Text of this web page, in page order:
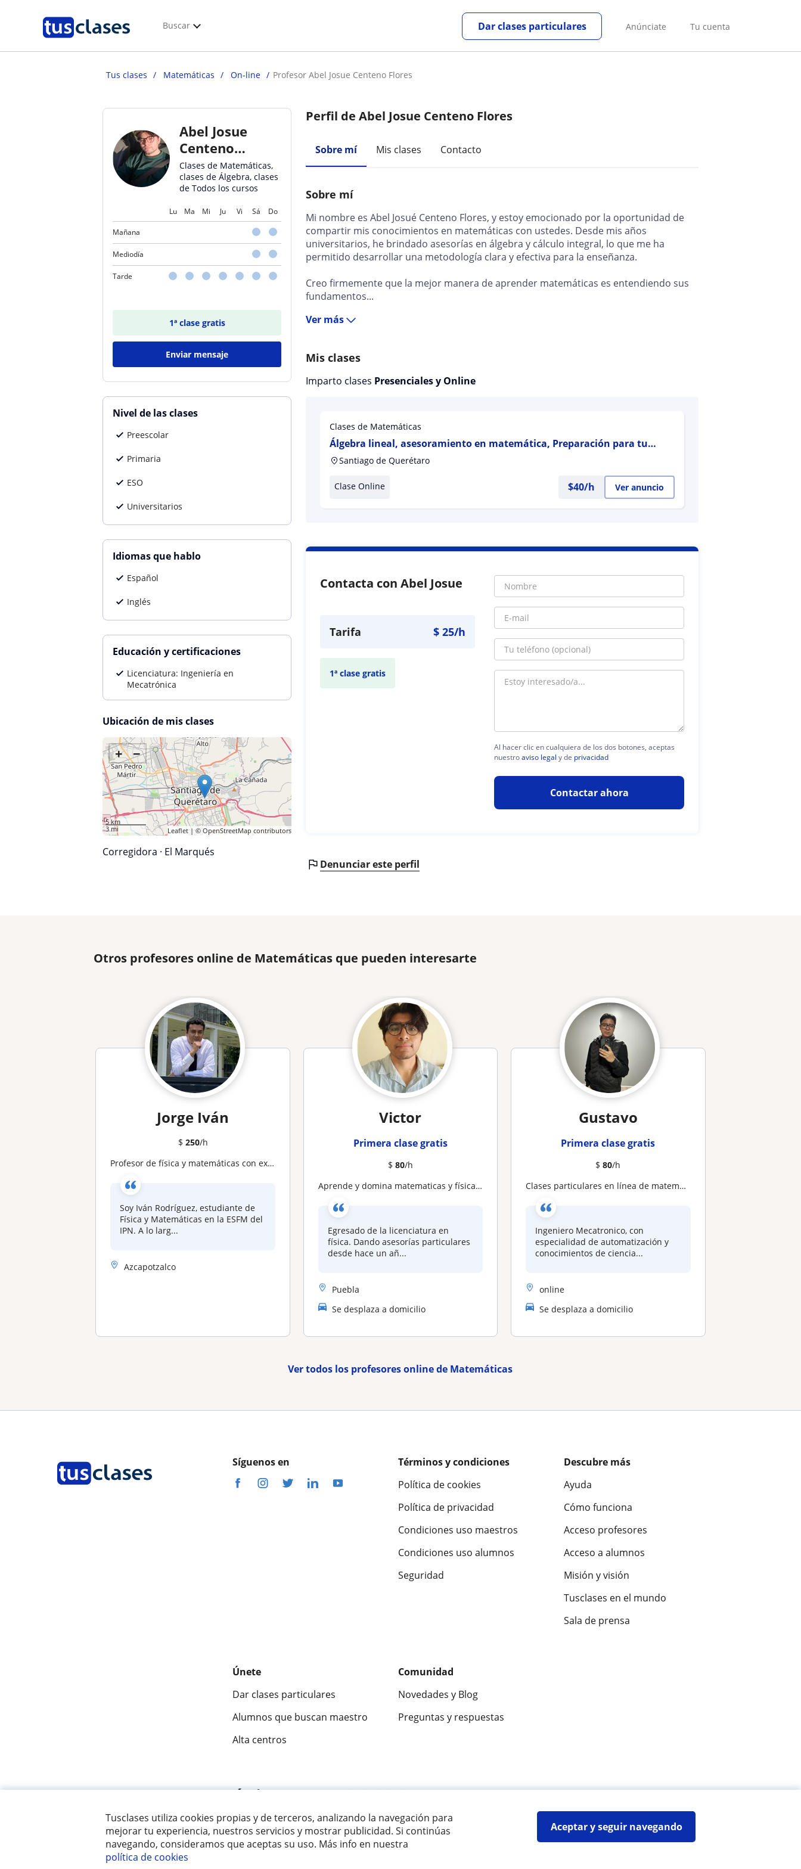
Tusclases utiliza cookies propias y de terceros, analizando la navegación para
mejorar tu experiencia, nuestros servicios y mostrar publicidad. Si continúas
navegando, consideramos que aceptas su uso. Más info en nuestra
política de cookies
Aceptar y seguir navegando
Buscar Anúnciate Tu cuenta
Dar clases particulares
Tus clases Matemáticas On-line Profesor Abel Josue Centeno Flores
Abel Josue
Centeno
Flores
Clases de Matemáticas,
clases de Álgebra, clases
de Todos los cursos
Lu Ma Mi Ju Vi Sá Do
Mañana
Mediodía
Tarde
1ª clase gratis
Enviar mensaje
Nivel de las clases
Preescolar
Primaria
ESO
Universitarios
Idiomas que hablo
Español
Inglés
Educación y certificaciones
Licenciatura: Ingeniería en
Mecatrónica
Ubicación de mis clases
+ −
5 km
3 mi
Leaflet| ©OpenStreetMap contributors
Corregidora · El Marqués
Perfil de Abel Josue Centeno Flores
Sobre mí Mis clases Contacto
Sobre mí
Mi nombre es Abel Josué Centeno Flores, y estoy emocionado por la oportunidad de
compartir mis conocimientos en matemáticas con ustedes. Desde mis años
universitarios, he brindado asesorías en álgebra y cálculo integral, lo que me ha
permitido desarrollar una metodología clara y efectiva para la enseñanza.
Creo firmemente que la mejor manera de aprender matemáticas es entendiendo sus
fundamentos...
Ver más
Mis clases
Imparto clases Presenciales y Online
Clases de Matemáticas
Álgebra lineal, asesoramiento en matemática, Preparación para tu
examen de ingreso
Santiago de Querétaro
Clase Online $40/h Ver anuncio
Contacta con Abel Josue
Tarifa $25/h
1ª clase gratis
Al hacer clic en cualquiera de los dos botones, aceptas
nuestroaviso legal y de privacidad
Contactar ahora
Denunciar este perfil
Otros profesores online de Matemáticas que pueden interesarte
Jorge Iván
$ 250/h
Profesor de física y matemáticas con experiencia en investigación y clases particulares
Soy Iván Rodríguez, estudiante de
Física y Matemáticas en la ESFM del
IPN. A lo larg...
Azcapotzalco
Victor
Primera clase gratis
$ 80/h
Aprende y domina matematicas y física! Asesorías personalizadas de a cuerdo a tus necesidades académicas!
Egresado de la licenciatura en
física. Dando asesorías particulares
desde hace un añ...
Puebla
Se desplaza a domicilio
Gustavo
Primera clase gratis
$80/h
Clases particulares en línea de matemáticas básicas
Ingeniero Mecatronico, con
especialidad de automatización y
conocimientos de ciencia...
online
Se desplaza a domicilio
Ver todos los profesores online de Matemáticas
Síguenos en
Términos y condiciones
Política de cookies
Política de privacidad
Condiciones uso maestros
Condiciones uso alumnos
Seguridad
Descubre más
Ayuda
Cómo funciona
Acceso profesores
Acceso a alumnos
Misión y visión
Tusclases en el mundo
Sala de prensa
Únete
Dar clases particulares
Alumnos que buscan maestro
Alta centros
Comunidad
Novedades y Blog
Preguntas y respuestas
Fantástica 9,5/10 ★★★★★
© 2007 - 2026 Tusclases.mx Mapa web:Profesores particulares